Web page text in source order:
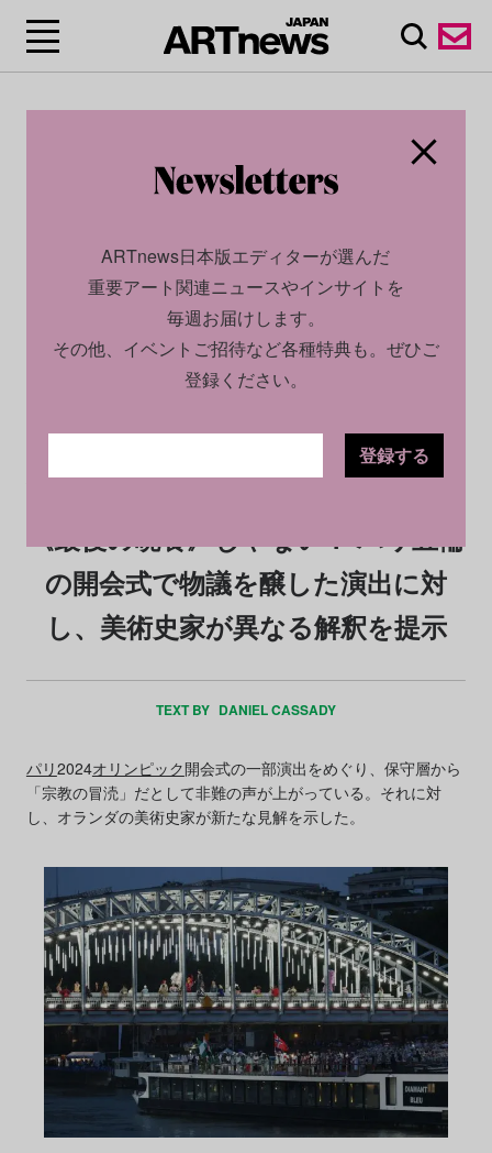
2024.07.30
《最後の晩餐》じゃない？ パリ五輪
の開会式で物議を醸した演出に対
し、美術史家が異なる解釈を提示
TEXT BY DANIEL CASSADY
パリ2024オリンピック開会式の一部演出をめぐり、保守層から
「宗教の冒涜」だとして非難の声が上がっている。それに対
し、オランダの美術史家が新たな見解を示した。
ARTnews日本版エディターが選んだ
重要アート関連ニュースやインサイトを
毎週お届けします。
その他、イベントご招待など各種特典も。ぜひご
登録ください。
登録する